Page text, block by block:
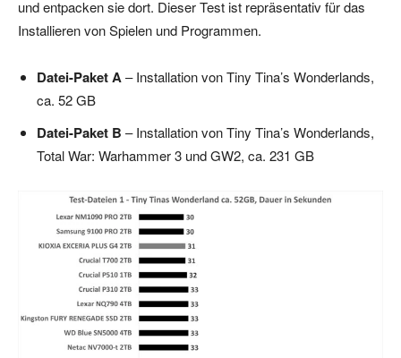
und entpacken sie dort. Dieser Test ist repräsentativ für das
Installieren von Spielen und Programmen.
Datei-Paket A– Installation von Tiny Tina’s Wonderlands,
ca. 52 GB
Datei-Paket B – Installation von Tiny Tina’s Wonderlands,
Total War: Warhammer 3 und GW2, ca. 231 GB